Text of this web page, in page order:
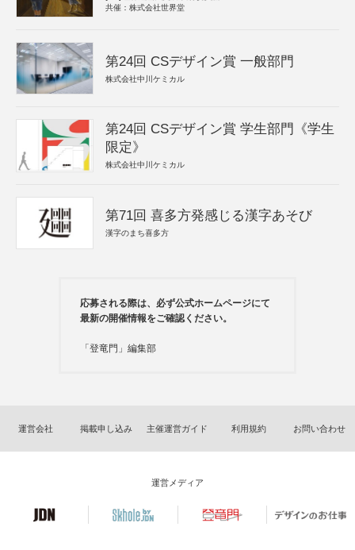
共催：株式会社世界堂
第24回 CSデザイン賞 一般部門
株式会社中川ケミカル
第24回 CSデザイン賞 学生部門《学生
限定》
株式会社中川ケミカル
第71回 喜多方発感じる漢字あそび
漢字のまち喜多方
応募される際は、必ず公式ホームページにて
最新の開催情報をご確認ください。
「登竜門」編集部
運営会社 掲載申し込み 主催運営ガイド 利用規約 お問い合わせ
運営メディア